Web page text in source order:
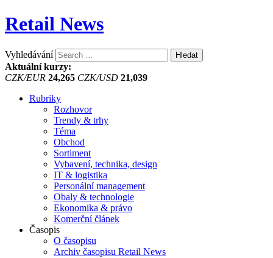
Retail News
Vyhledávání
Aktuální kurzy:
CZK/EUR 24,265 CZK/USD 21,039
Rubriky
Rozhovor
Trendy & trhy
Téma
Obchod
Sortiment
Vybavení, technika, design
IT & logistika
Personální management
Obaly & technologie
Ekonomika & právo
Komerční článek
Časopis
O časopisu
Archiv časopisu Retail News